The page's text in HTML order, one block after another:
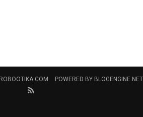
POWERED BY BLOGENGINE.NET